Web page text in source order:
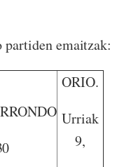
partiden emaitzak:
ORIO.
Urriak
9,